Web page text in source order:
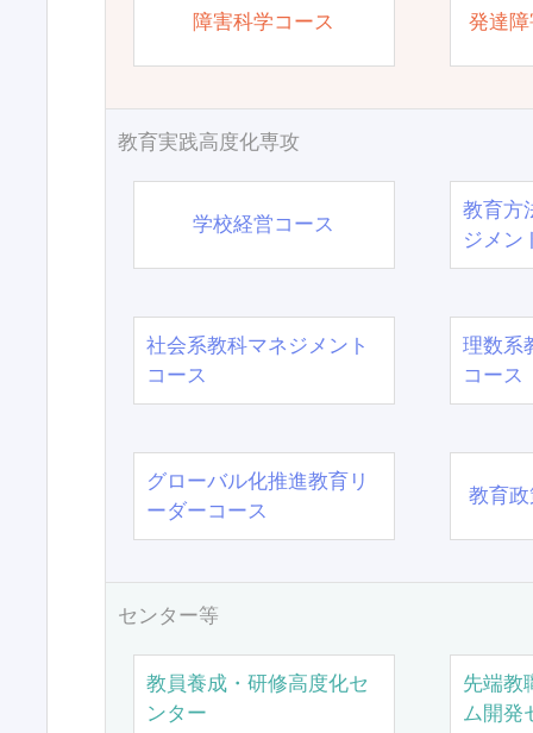
障害科学コース 発達
教育実践高度化専攻
学校経営コース
教育方
ジメン
社会系教科マネジメント
コース
理数系
コース
グローバル化推進教育リ
ーダーコース
教育
センター等
教員養成・研修高度化セ
ンター
先端教
ム開発